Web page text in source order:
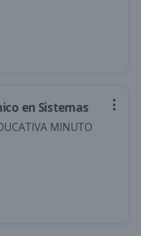
en Sistemas
MINUTO